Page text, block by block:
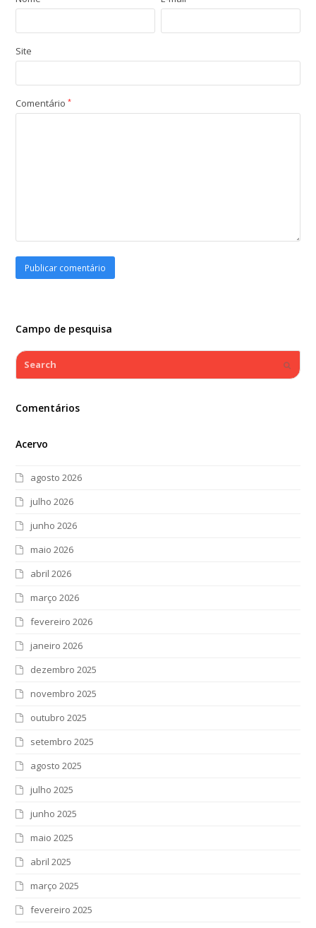
Site
Comentário*
Campo de pesquisa
Search
Comentários
Acervo
agosto 2026
julho 2026
junho 2026
maio 2026
abril 2026
março 2026
fevereiro 2026
janeiro 2026
dezembro 2025
novembro 2025
outubro 2025
setembro 2025
agosto 2025
julho 2025
junho 2025
maio 2025
abril 2025
março 2025
fevereiro 2025